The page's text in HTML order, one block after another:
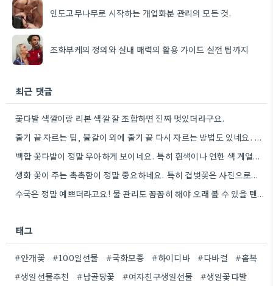
인도고무나무로 시작하는 개업화분 관리의 모든 것.
조화부케의 정의와 실내 매력의 활용 가이드 실전 팁까지
최근 댓글
꽃다발 색깔이랑 리본 색깔 잘 조합하면 진짜 멋있더라구요.
줄기 끝 자르는 팁, 물갈이 외에 줄기 끝 다시 자르는 방법도 있네요. 그거 완전 꿀팁인…
백합 꽃다발이 정말 우아하게 보이네요. 특히 흰색이나 연한 색 계열이 안전한 선택인 것 같아요.
생화 꽃이 주는 촉촉함이 정말 중요하네요. 특히 겹벚꽃은 사진으로는 다르게 보인다는 점, 실제로 보러 가봐야…
수국은 정말 예쁘더라고요! 물 관리도 꼼꼼히 해야 오래 볼 수 있을 텐데, 제가 좀 덜…
태그
#안개꽃 #100일선물 #국화모종 #하이디바 #다바걸
#홀복
#생일선물추천
#납골당꽃 #여자친구생일선물 #생일꽃다발